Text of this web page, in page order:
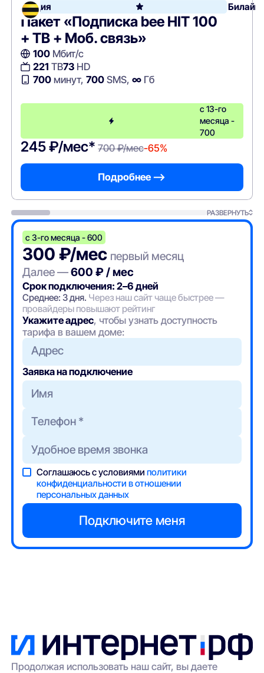
Акция Билайн
Пакет «Подписка bee HIT 100
+ ТВ + Моб. связь»
100Мбит/с
221 ТВ73HD
700минут, 700SMS, ∞Гб
с 13-го
месяца -
700
245 ₽/мес* 700 ₽/мес-65%
Подробнее —>
РАЗВЕРНУТЬ
с 3-го месяца - 600
300 ₽/мес первый месяц
Далее —600 ₽ / мес
Срок подключения: 2–6 дней
Среднее: 3 дня. Через наш сайт чаще быстрее —
провайдеры повышают рейтинг
Укажите адрес, чтобы узнать доступность
тарифа в вашем доме:
Адрес
Заявка на подключение
Соглашаюсь с условиямиполитики
конфиденциальности в отношении
персональных данных
Продолжая использовать наш сайт, вы даете